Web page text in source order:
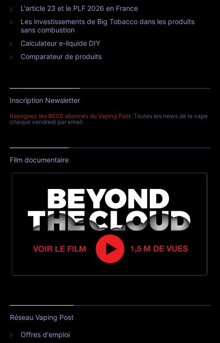
L'article 23 et le PLF 2026 en France
Les investissements de Big Tobacco dans les produits
sans combustion
Calculateur e-liquide DIY
Comparateur de produits
Inscription Newsletter
Rejoignez les 8000 abonnés du Vaping Post. Toutes les news de la vape
chaque vendredi par email.
Film documentaire
Réseau Vaping Post
Offres d'emploi